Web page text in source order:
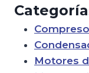
Motores